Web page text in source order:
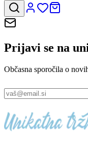
Prijavi se na
Občasna sporočila o